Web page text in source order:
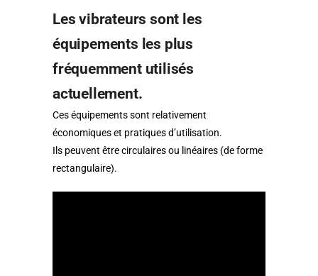
Les vibrateurs sont les
équipements les plus
fréquemment utilisés
actuellement.
Ces équipements sont relativement
économiques et pratiques d’utilisation.
Ils peuvent être circulaires ou linéaires (de forme
rectangulaire).